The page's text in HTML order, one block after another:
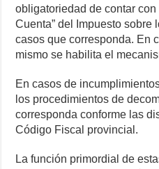
obligatoriedad de contar con
Cuenta” del Impuesto sobre
casos que corresponda. En
mismo se habilita el
En casos de
los procedimientos de
corresponda conforme las
Código Fiscal provincial.
La función primordial de